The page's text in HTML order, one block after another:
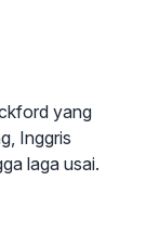
yang
Inggris
laga usai.